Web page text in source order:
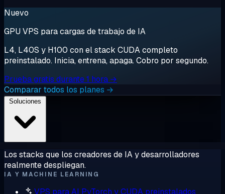
Nuevo
GPU VPS para cargas de trabajo de IA
L4, L40S y H100 con el stack CUDA completo
preinstalado. Inicia, entrena, apaga. Cobro por segundo.
Prueba gratis durante 1 hora →
Comparar todos los planes →
Los stacks que los creadores de IA y desarrolladores
realmente despliegan.
IA Y MACHINE LEARNING
VPS para AI PyTorch y CUDA preinstalados